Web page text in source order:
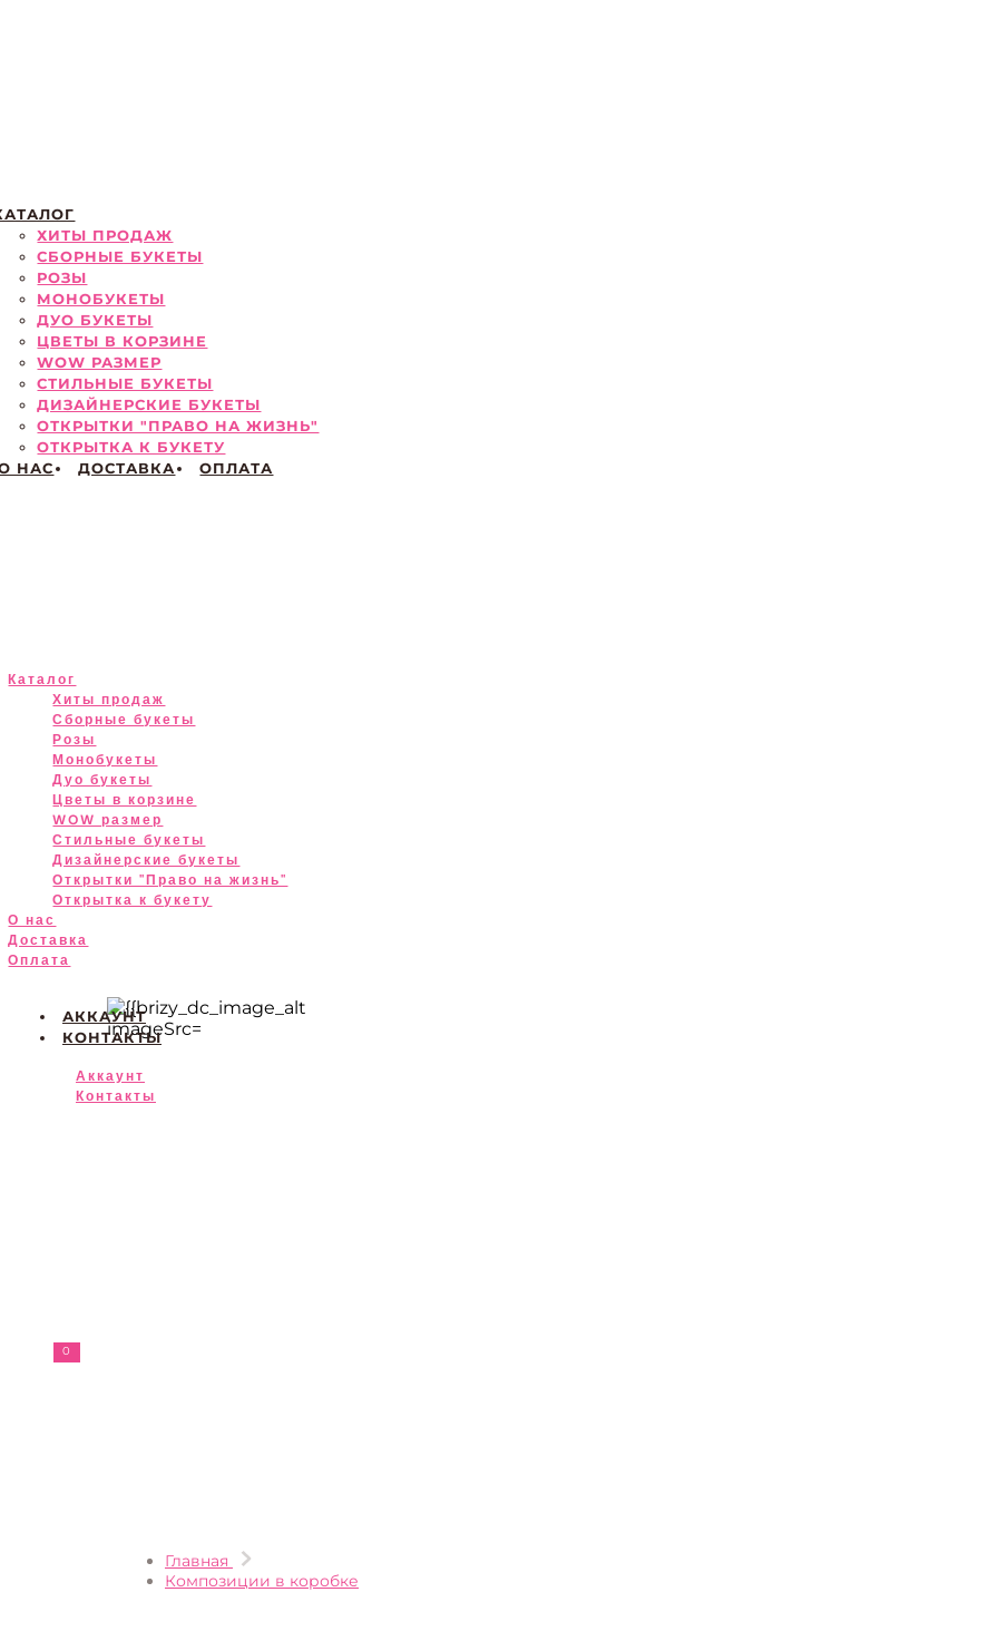
ХИТЫ ПРОДАЖ
СБОРНЫЕ БУКЕТЫ
РОЗЫ
МОНОБУКЕТЫ
ДУО БУКЕТЫ
ЦВЕТЫ В КОРЗИНЕ
WOW РАЗМЕР
СТИЛЬНЫЕ БУКЕТЫ
ДИЗАЙНЕРСКИЕ БУКЕТЫ
ОТКРЫТКИ "ПРАВО НА ЖИЗНЬ"
ОТКРЫТКА К БУКЕТУ
НАС
ДОСТАВКА ОПЛАТА
Каталог
Хиты продаж
Сборные букеты
Розы
Монобукеты
Дуо букеты
Цветы в корзине
WOW размер
Стильные букеты
Дизайнерские букеты
Открытки "Право на жизнь"
Открытка к букету
О нас
Доставка
Оплата
АККАУНТ
КОНТАКТЫ
Аккаунт
Контакты
0
Главная
Композиции в коробке